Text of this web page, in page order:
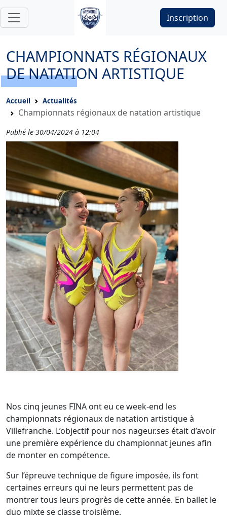
Inscription
CHAMPIONNATS RÉGIONAUX
DE NATATION ARTISTIQUE
Accueil Actualités
Championnats régionaux de natation artistique
Publié le 30/04/2024 à 12:04
Nos cinq jeunes FINA ont eu ce week-end les
championnats régionaux de natation artistique à
Villefranche. L’objectif pour nos nageur.ses était d’avoir
une première expérience du championnat jeunes afin
de monter en compétence.
Sur l’épreuve technique de figure imposée, ils font
certaines erreurs qui ne leurs permettent pas de
montrer tous leurs progrès de cette année. En ballet le
duo mixte se classe troisième.